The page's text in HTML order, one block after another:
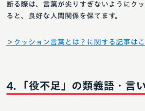
断る際は、言葉が尖りすぎないようにク
ると、良好な人間関係を保てます。
＞クッション言葉とは？に関する記事は
「役不足」の類義語・言